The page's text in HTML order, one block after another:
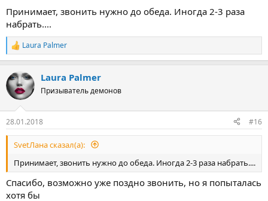
Принимает, звонить нужно до обеда. Иногда 2-3 раза
набрать....
Р
е
к
ц
и
Laura Palmer
Laura Palmer
Призыватель демонов
28.01.2018 #16
SvetЛана сказал(а):
Принимает, звонить нужно до обеда. Иногда 2-3 раза набрать....
Спасибо, возможно уже поздно звонить, но я попыталась
хотя бы